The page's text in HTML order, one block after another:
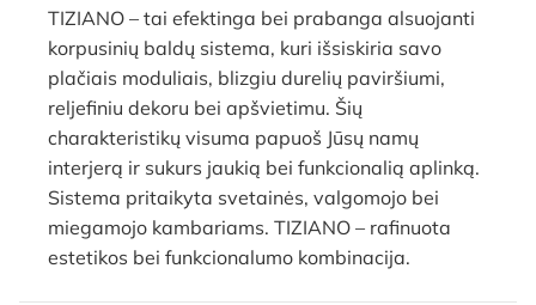
TIZIANO – tai efektinga bei prabanga alsuojanti
korpusinių baldų sistema, kuri išsiskiria savo
plačiais moduliais, blizgiu durelių paviršiumi,
reljefiniu dekoru bei apšvietimu. Šių
charakteristikų visuma papuoš Jūsų namų
interjerą ir sukurs jaukią bei funkcionalią aplinką.
Sistema pritaikyta svetainės, valgomojo bei
miegamojo kambariams. TIZIANO – rafinuota
estetikos bei funkcionalumo kombinacija.